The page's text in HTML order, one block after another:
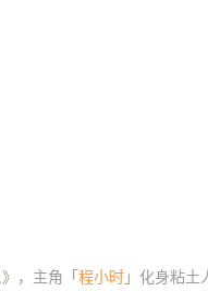
》，主角「程小时」化身粘土